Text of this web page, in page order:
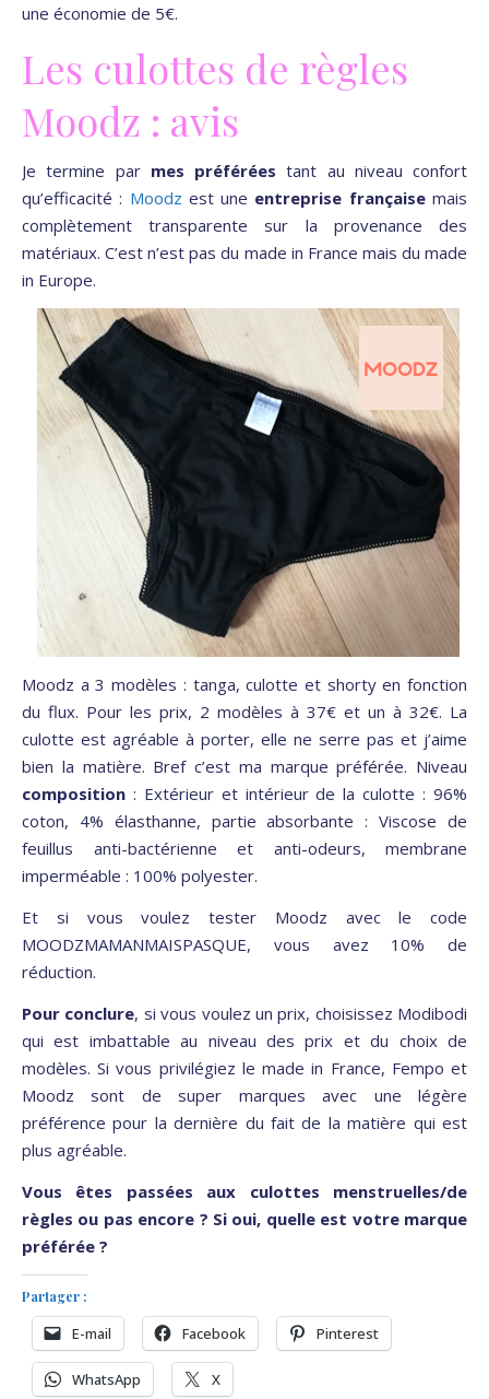
une économie de 5€.
Les culottes de règles
Moodz : avis
Je termine par mes préférées tant au niveau confort
qu’efficacité : Moodz est une entreprise françaisemais
complètement transparente sur la provenance des
matériaux. C’est n’est pas du made in France mais du made
in Europe.
Moodz a 3 modèles : tanga, culotte et shorty en fonction
du flux. Pour les prix, 2 modèles à 37€ et un à 32€. La
culotte est agréable à porter, elle ne serre pas et j’aime
bien la matière. Bref c’est ma marque préférée. Niveau
composition : Extérieur et intérieur de la culotte : 96%
coton, 4% élasthanne, partie absorbante : Viscose de
feuillus anti-bactérienne et anti-odeurs, membrane
imperméable : 100% polyester.
Et si vous voulez tester Moodz avec le code
MOODZMAMANMAISPASQUE, vous avez 10% de
réduction.
Pour conclure, si vous voulez un prix, choisissez Modibodi
qui est imbattable au niveau des prix et du choix de
modèles. Si vous privilégiez le made in France, Fempo et
Moodz sont de super marques avec une légère
préférence pour la dernière du fait de la matière qui est
plus agréable.
Vous êtes passées aux culottes menstruelles/de
règles ou pas encore ? Si oui, quelle est votre marque
préférée ?
Partager :
E-mail Facebook Pinterest
WhatsApp X